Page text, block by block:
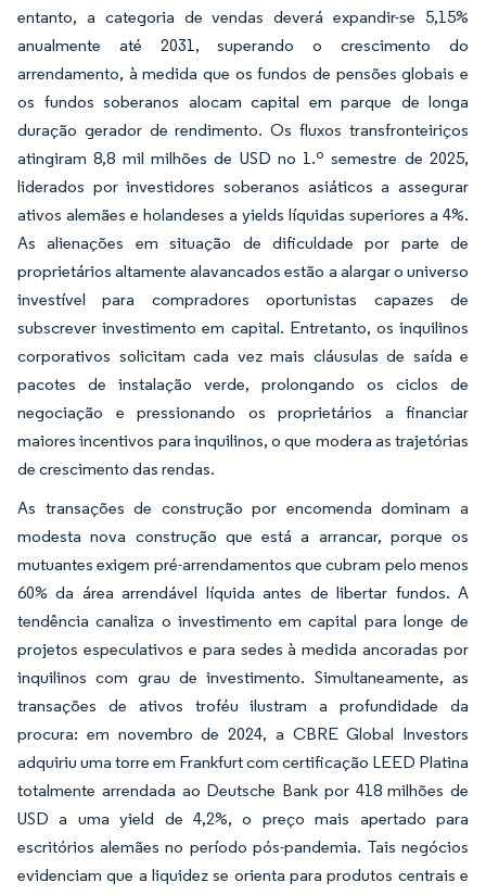
entanto, a categoria de vendas deverá expandir-se 5,15%
anualmente até 2031, superando o crescimento do
arrendamento, à medida que os fundos de pensões globais e
os fundos soberanos alocam capital em parque de longa
duração gerador de rendimento. Os fluxos transfronteiriços
atingiram 8,8 mil milhões de USD no 1.º semestre de 2025,
liderados por investidores soberanos asiáticos a assegurar
ativos alemães e holandeses a yields líquidas superiores a 4%.
As alienações em situação de dificuldade por parte de
proprietários altamente alavancados estão a alargar o universo
investível para compradores oportunistas capazes de
subscrever investimento em capital. Entretanto, os inquilinos
corporativos solicitam cada vez mais cláusulas de saída e
pacotes de instalação verde, prolongando os ciclos de
negociação e pressionando os proprietários a financiar
maiores incentivos para inquilinos, o que modera as trajetórias
de crescimento das rendas.
As transações de construção por encomenda dominam a
modesta nova construção que está a arrancar, porque os
mutuantes exigem pré-arrendamentos que cubram pelo menos
60% da área arrendável líquida antes de libertar fundos. A
tendência canaliza o investimento em capital para longe de
projetos especulativos e para sedes à medida ancoradas por
inquilinos com grau de investimento. Simultaneamente, as
transações de ativos troféu ilustram a profundidade da
procura: em novembro de 2024, a CBRE Global Investors
adquiriu uma torre em Frankfurt com certificação LEED Platina
totalmente arrendada ao Deutsche Bank por 418 milhões de
USD a uma yield de 4,2%, o preço mais apertado para
escritórios alemães no período pós-pandemia. Tais negócios
evidenciam que a liquidez se orienta para produtos centrais e